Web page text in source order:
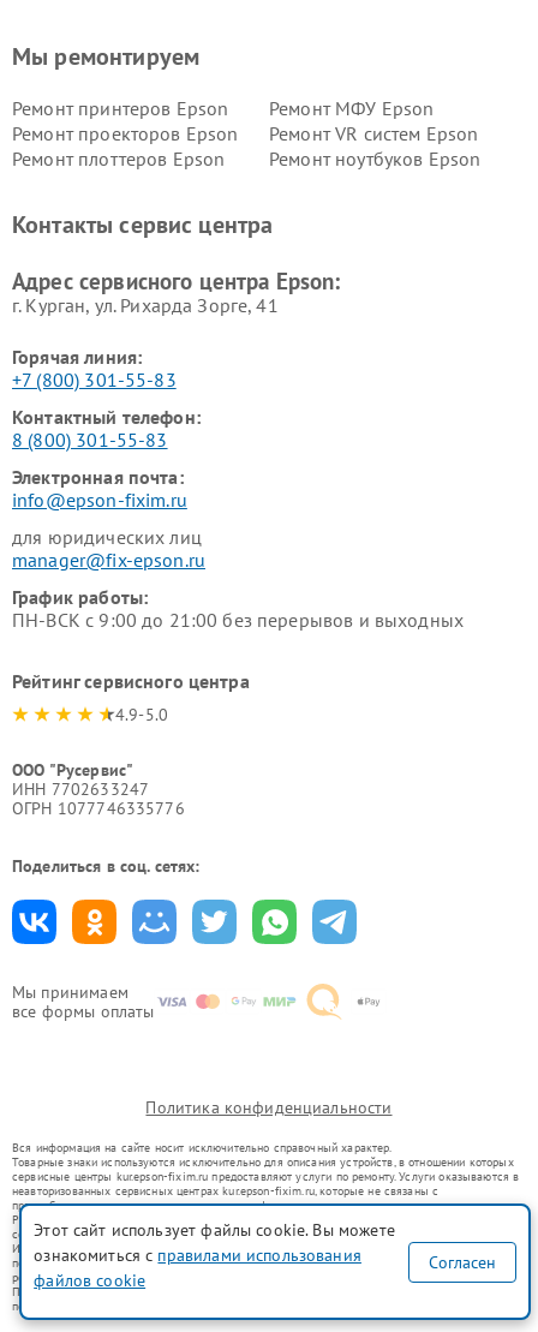
Мы принимаем
все формы оплаты
Мы ремонтируем
Ремонт принтеров Epson
Ремонт МФУ Epson
Ремонт проекторов Epson
Ремонт VR систем Epson
Ремонт плоттеров Epson
Ремонт ноутбуков Epson
Контакты сервис центра
Адрес сервисного центра Epson:
г. Курган, ул. Рихарда Зорге, 41
Горячая линия:
+7 (800) 301-55-83
Контактный телефон:
8 (800) 301-55-83
Электронная почта:
info@epson-fixim.ru
для юридических лиц
manager@fix-epson.ru
График работы:
ПН-ВСК с 9:00 до 21:00 без перерывов и выходных
Рейтинг сервисного центра
4.9-5.0
ООО "Русервис"
ИНН 7702633247
ОГРН 1077746335776
Поделиться в соц. сетях:
Политика конфиденциальности
Вся информация на сайте носит исключительно справочный характер.
Товарные знаки используются исключительно для описания устройств, в отношении которых
сервисные центры kur.epson-fixim.ru предоставляют услуги по ремонту. Услуги оказываются в
неавторизованных сервисных центрах kur.epson-fixim.ru, которые не связаны с
правообладателями товарных знаков или их официальными представителями.
Ремонт осуществляется для устройств, уже введенных в гражданский оборот в соответствии
со статьей 1487 ГК РФ.
Использование товарных знаков не преследует цели индивидуализации услуг или введения
потребителей в заблуждение, а служит для информирования о предоставляемых услугах по
ремонту техники указанных брендов.
Представленная на сайте информация не является публичной офертой, определяемой
положениями Статьи 437(2) Гражданского кодекса РФ
Этот сайт использует файлы cookie. Вы можете
ознакомиться с правилами использования
файлов cookie
Согласен